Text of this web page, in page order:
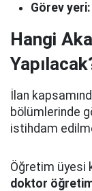
Görev yeri:
Hangi
İlan
bölümlerinde
istihdam
Öğretim üyesi
doktor